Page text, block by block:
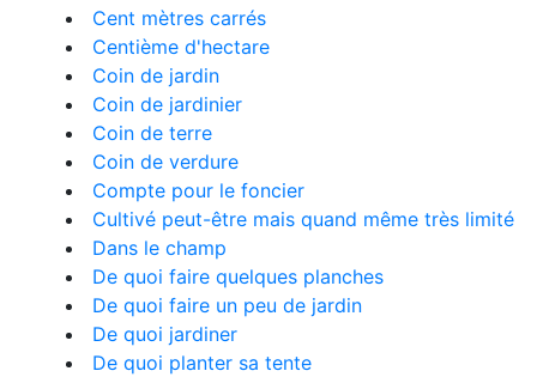
Cent mètres carrés
Centième d'hectare
Coin de jardin
Coin de jardinier
Coin de terre
Coin de verdure
Compte pour le foncier
Cultivé peut-être mais quand même très limité
Dans le champ
De quoi faire quelques planches
De quoi faire un peu de jardin
De quoi jardiner
De quoi planter sa tente